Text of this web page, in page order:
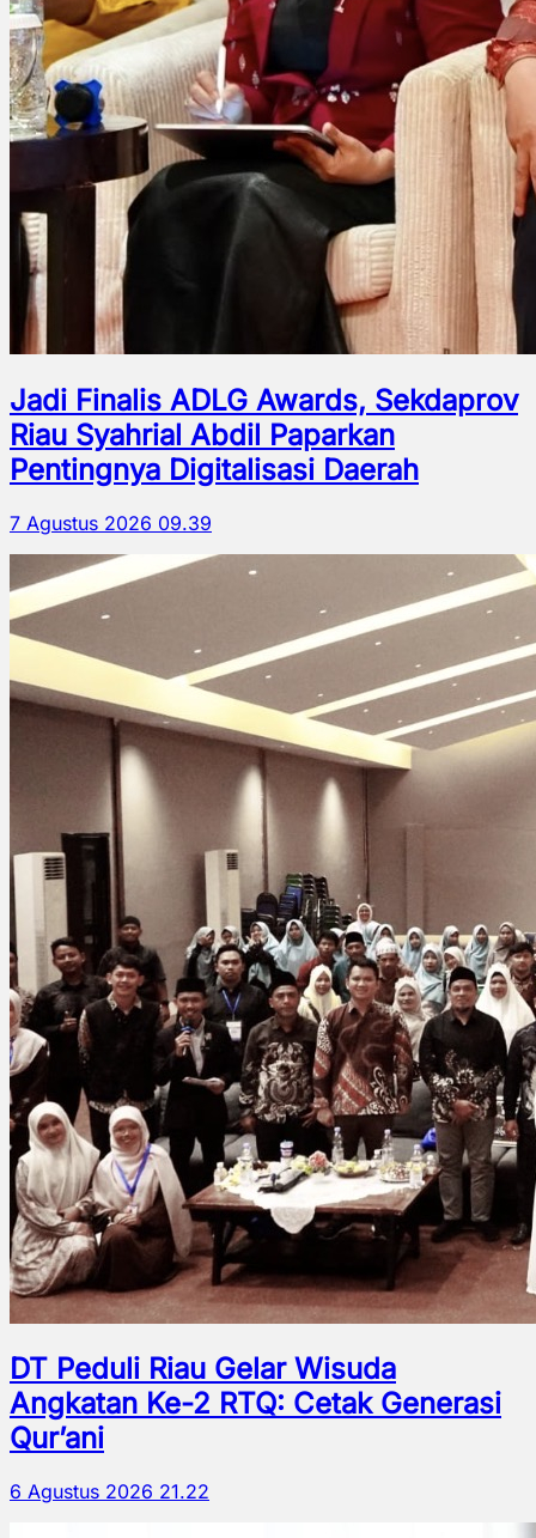
Jadi Finalis ADLG Awards, Sekdaprov
Riau Syahrial Abdil Paparkan
Pentingnya Digitalisasi Daerah
7 Agustus 2026 09.39
DT Peduli Riau Gelar Wisuda
Angkatan Ke-2 RTQ: Cetak Generasi
Qur’ani
6 Agustus 2026 21.22